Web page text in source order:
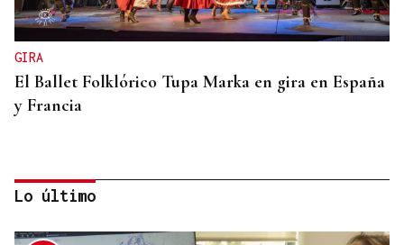
GIRA
El Ballet Folklórico Tupa Marka en gira en España
y Francia
Lo último